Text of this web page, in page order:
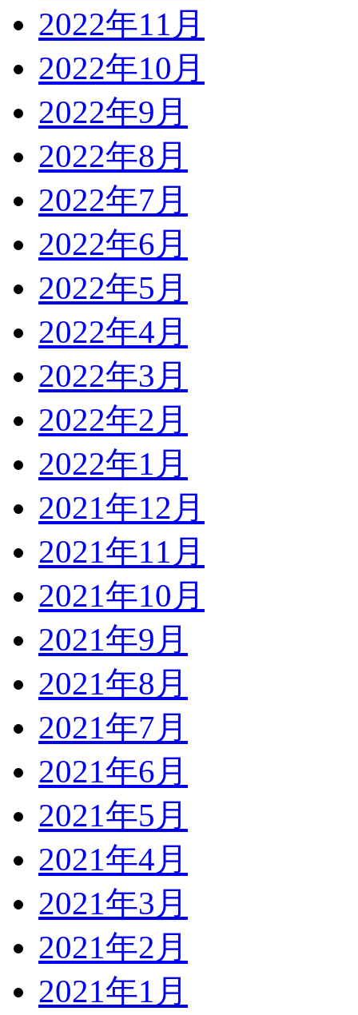
2022年11月
2022年10月
2022年9月
2022年8月
2022年7月
2022年6月
2022年5月
2022年4月
2022年3月
2022年2月
2022年1月
2021年12月
2021年11月
2021年10月
2021年9月
2021年8月
2021年7月
2021年6月
2021年5月
2021年4月
2021年3月
2021年2月
2021年1月